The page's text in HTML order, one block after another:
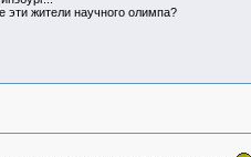
эти жители научного олимпа?